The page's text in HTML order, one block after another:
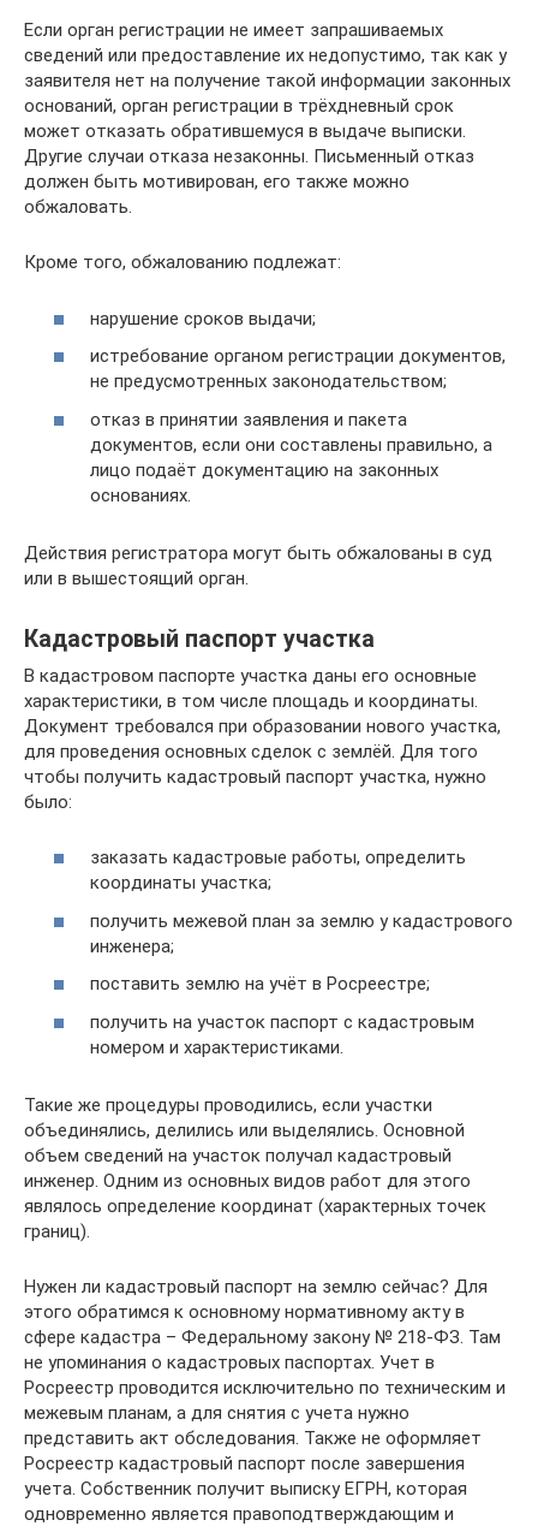
Если орган регистрации не имеет запрашиваемых
сведений или предоставление их недопустимо, так как у
заявителя нет на получение такой информации законных
оснований, орган регистрации в трёхдневный срок
может отказать обратившемуся в выдаче выписки.
Другие случаи отказа незаконны. Письменный отказ
должен быть мотивирован, его также можно
обжаловать.
Кроме того, обжалованию подлежат:
нарушение сроков выдачи;
истребование органом регистрации документов,
не предусмотренных законодательством;
отказ в принятии заявления и пакета
документов, если они составлены правильно, а
лицо подаёт документацию на законных
основаниях.
Действия регистратора могут быть обжалованы в суд
или в вышестоящий орган.
Кадастровый паспорт участка
В кадастровом паспорте участка даны его основные
характеристики, в том числе площадь и координаты.
Документ требовался при образовании нового участка,
для проведения основных сделок с землёй. Для того
чтобы получить кадастровый паспорт участка, нужно
было:
заказать кадастровые работы, определить
координаты участка;
получить межевой план за землю у кадастрового
инженера;
поставить землю на учёт в Росреестре;
получить на участок паспорт с кадастровым
номером и характеристиками.
Такие же процедуры проводились, если участки
объединялись, делились или выделялись. Основной
объем сведений на участок получал кадастровый
инженер. Одним из основных видов работ для этого
являлось определение координат (характерных точек
границ).
Нужен ли кадастровый паспорт на землю сейчас? Для
этого обратимся к основному нормативному акту в
сфере кадастра – Федеральному закону № 218-ФЗ. Там
не упоминания о кадастровых паспортах. Учет в
Росреестр проводится исключительно по техническим и
межевым планам, а для снятия с учета нужно
представить акт обследования. Также не оформляет
Росреестр кадастровый паспорт после завершения
учета. Собственник получит выписку ЕГРН, которая
одновременно является правоподтверждающим и